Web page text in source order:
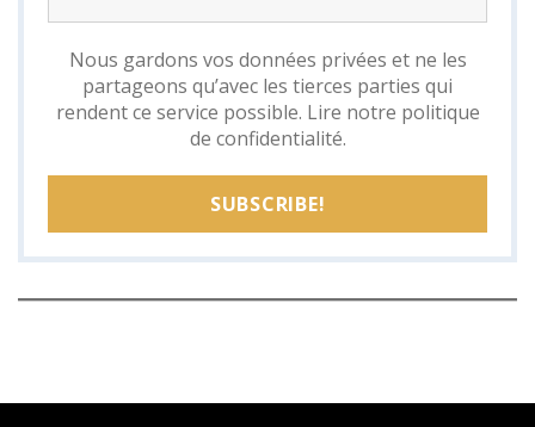
Nous gardons vos données privées et ne les
partageons qu’avec les tierces parties qui
rendent ce service possible. Lire notre politique
de confidentialité.